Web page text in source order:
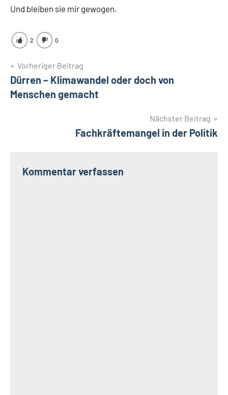
Und bleiben sie mir gewogen.
2 0
Beitragsnavigation
Vorheriger Beitrag
Dürren – Klimawandel oder doch von
Menschen gemacht
Nächster Beitrag
Fachkräftemangel in der Politik
Kommentar verfassen